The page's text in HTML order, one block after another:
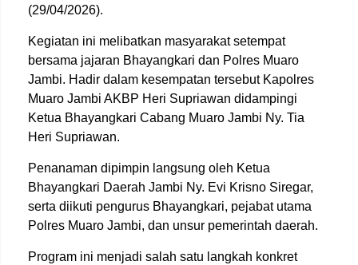
(29/04/2026).
Kegiatan ini melibatkan masyarakat setempat
bersama jajaran Bhayangkari dan Polres Muaro
Jambi. Hadir dalam kesempatan tersebut Kapolres
Muaro Jambi AKBP Heri Supriawan didampingi
Ketua Bhayangkari Cabang Muaro Jambi Ny. Tia
Heri Supriawan.
Penanaman dipimpin langsung oleh Ketua
Bhayangkari Daerah Jambi Ny. Evi Krisno Siregar,
serta diikuti pengurus Bhayangkari, pejabat utama
Polres Muaro Jambi, dan unsur pemerintah daerah.
Program ini menjadi salah satu langkah konkret